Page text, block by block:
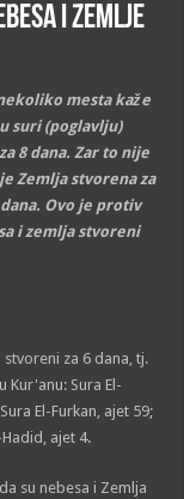
i Zemlje
mesta kaže
suri (poglavlju)
8 dana. Zar to nije
Zemlja stvorena za
Ovo je protiv
i zemlja stvoreni
za 6 dana, tj.
Kur'anu: Sura El-
El-Furkan, ajet 59;
Hadid, ajet 4.
su nebesa i Zemlja